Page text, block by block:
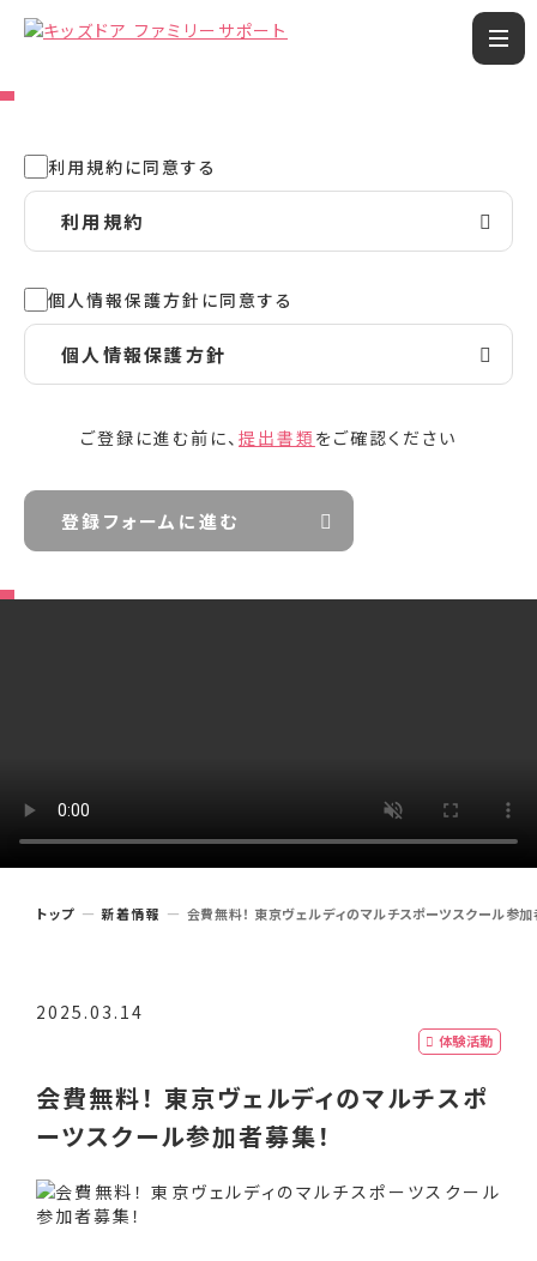
利用規約に同意する
利用規約
個人情報保護方針に同意する
個人情報保護方針
ご登録に進む前に、提出書類 をご確認ください
登録フォームに進む
トップ 新着情報 会費無料！ 東京ヴェルディのマルチスポーツスクール参
2025.03.14
体験活動
会費無料！ 東京ヴェルディのマルチスポ
ーツスクール参加者募集！